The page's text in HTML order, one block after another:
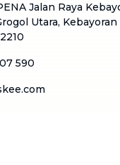
Jalan Raya
Utara,
590